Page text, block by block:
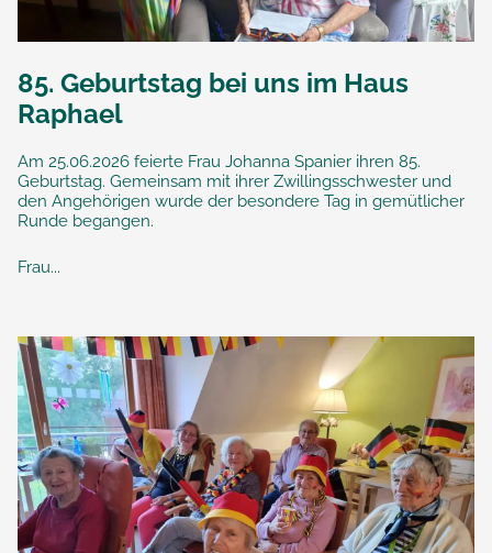
85. Geburtstag bei uns im Haus
Raphael
Am 25.06.2026 feierte Frau Johanna Spanier ihren 85.
Geburtstag. Gemeinsam mit ihrer Zwillingsschwester und
den Angehörigen wurde der besondere Tag in gemütlicher
Runde begangen.
Frau...